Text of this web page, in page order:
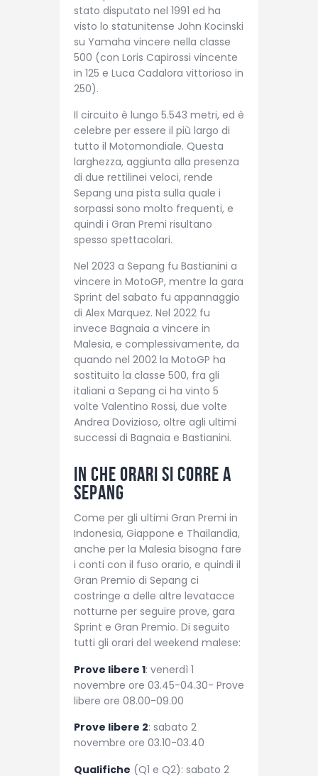
stato disputato nel 1991 ed ha
visto lo statunitense John Kocinski
su Yamaha vincere nella classe
500 (con Loris Capirossi vincente
in 125 e Luca Cadalora vittorioso in
250).
Il circuito è lungo 5.543 metri, ed è
celebre per essere il più largo di
tutto il Motomondiale. Questa
larghezza, aggiunta alla presenza
di due rettilinei veloci, rende
Sepang una pista sulla quale i
sorpassi sono molto frequenti, e
quindi i Gran Premi risultano
spesso spettacolari.
Nel 2023 a Sepang fu Bastianini a
vincere in MotoGP, mentre la gara
Sprint del sabato fu appannaggio
di Alex Marquez. Nel 2022 fu
invece Bagnaia a vincere in
Malesia, e complessivamente, da
quando nel 2002 la MotoGP ha
sostituito la classe 500, fra gli
italiani a Sepang ci ha vinto 5
volte Valentino Rossi, due volte
Andrea Dovizioso, oltre agli ultimi
successi di Bagnaia e Bastianini.
In che orari si corre a
Sepang
Come per gli ultimi Gran Premi in
Indonesia, Giappone e Thailandia,
anche per la Malesia bisogna fare
i conti con il fuso orario, e quindi il
Gran Premio di Sepang ci
costringe a delle altre levatacce
notturne per seguire prove, gara
Sprint e Gran Premio. Di seguito
tutti gli orari del weekend malese:
Prove libere 1: venerdì 1
novembre ore 03.45-04.30- Prove
libere ore 08.00-09.00
Prove libere 2: sabato 2
novembre ore 03.10-03.40
Qualifiche (Q1 e Q2): sabato 2